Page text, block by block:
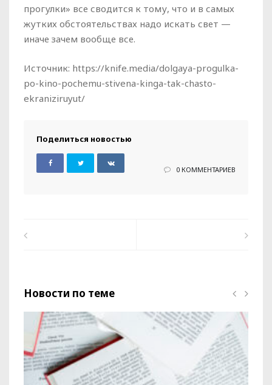
прогулки» все сводится к тому, что и в самых
жутких обстоятельствах надо искать свет —
иначе зачем вообще все.
Источник: https://knife.media/dolgaya-progulka-
po-kino-pochemu-stivena-kinga-tak-chasto-
ekraniziruyut/
Поделиться новостью
0 КОММЕНТАРИЕВ
Новости по теме